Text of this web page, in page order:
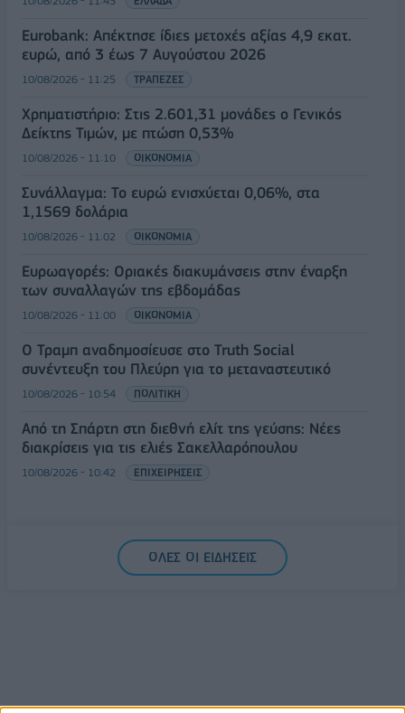
Eurobank: Απέκτησε ίδιες μετοχές αξίας 4,9 εκατ.
ευρώ, από 3 έως 7 Αυγούστου 2026
10/08/2026 - 11:25 ΤΡΑΠΕΖΕΣ
Χρηματιστήριο: Στις 2.601,31 μονάδες ο Γενικός
Δείκτης Τιμών, με πτώση 0,53%
10/08/2026 - 11:10 ΟΙΚΟΝΟΜΙΑ
Συνάλλαγμα: Το ευρώ ενισχύεται 0,06%, στα
1,1569 δολάρια
10/08/2026 - 11:02 ΟΙΚΟΝΟΜΙΑ
Ευρωαγορές: Οριακές διακυμάνσεις στην έναρξη
των συναλλαγών της εβδομάδας
10/08/2026 - 11:00 ΟΙΚΟΝΟΜΙΑ
Ο Τραμπ αναδημοσίευσε στο Truth Social
συνέντευξη του Πλεύρη για το μεταναστευτικό
10/08/2026 - 10:54 ΠΟΛΙΤΙΚΗ
Από τη Σπάρτη στη διεθνή ελίτ της γεύσης: Νέες
διακρίσεις για τις ελιές Σακελλαρόπουλου
10/08/2026 - 10:42 ΕΠΙΧΕΙΡΗΣΕΙΣ
ΟΛΕΣ ΟΙ ΕΙΔΗΣΕΙΣ